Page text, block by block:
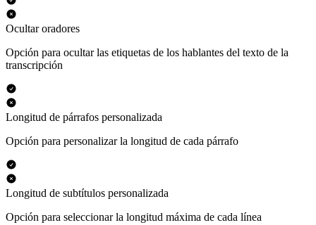
Ocultar oradores
Opción para ocultar las etiquetas de los hablantes del texto de la
transcripción
Longitud de párrafos personalizada
Opción para personalizar la longitud de cada párrafo
Longitud de subtítulos personalizada
Opción para seleccionar la longitud máxima de cada línea